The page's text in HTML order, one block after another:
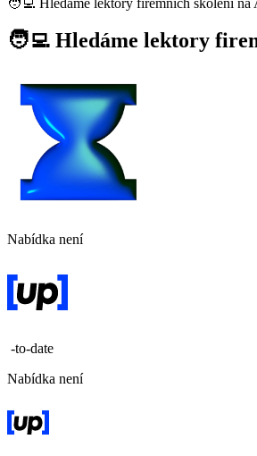
🧑‍💻 Hledáme lektory
Nabídka není
-to-date
Nabídka není